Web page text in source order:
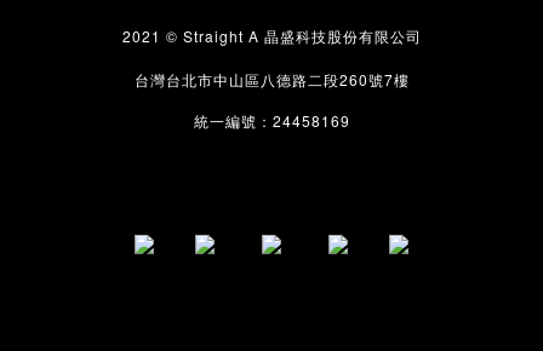
2021 © Straight A 晶盛科技股份有限公司
台灣台北市中山區八德路二段260號7樓
統一編號： 24458169